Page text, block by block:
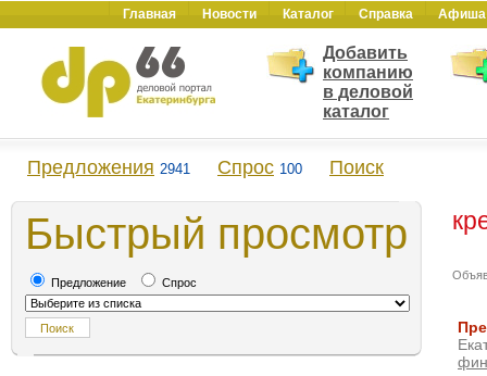
Главная Новости Каталог Справка Афиша
Добавить
компанию
в деловой
каталог
Предложения 2941 Спрос 100 Поиск
Быстрый просмотр
Предложение Спрос